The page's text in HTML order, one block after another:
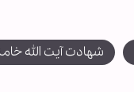
شهادت آیت الله